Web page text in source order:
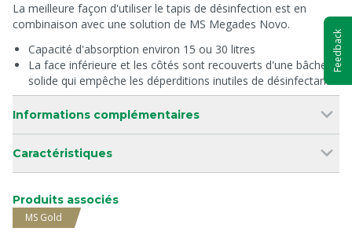
La meilleure façon d'utiliser le tapis de désinfection est en
combinaison avec une solution de MS Megades Novo.
Capacité d'absorption environ 15 ou 30 litres
La face inférieure et les côtés sont recouverts d'une bâche
solide qui empêche les déperditions inutiles de désinfectant
Informations complémentaires
Caractéristiques
Produits associés
MS Gold
Feedback